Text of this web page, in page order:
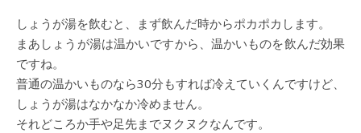
しょうが湯を飲むと、まず飲んだ時からポカポカします。
まあしょうが湯は温かいですから、温かいものを飲んだ効果
ですね。
普通の温かいものなら30分もすれば冷えていくんですけど、
しょうが湯はなかなか冷めません。
それどころか手や足先までヌクヌクなんです。